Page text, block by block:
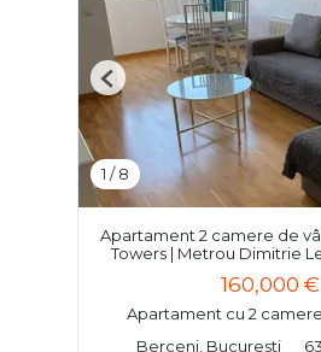
1 /8
Previous
Apartament 2 camere de
Towers | Metrou Dimitrie
160,000 €
Apartament cu 2
Berceni, Bucuresti